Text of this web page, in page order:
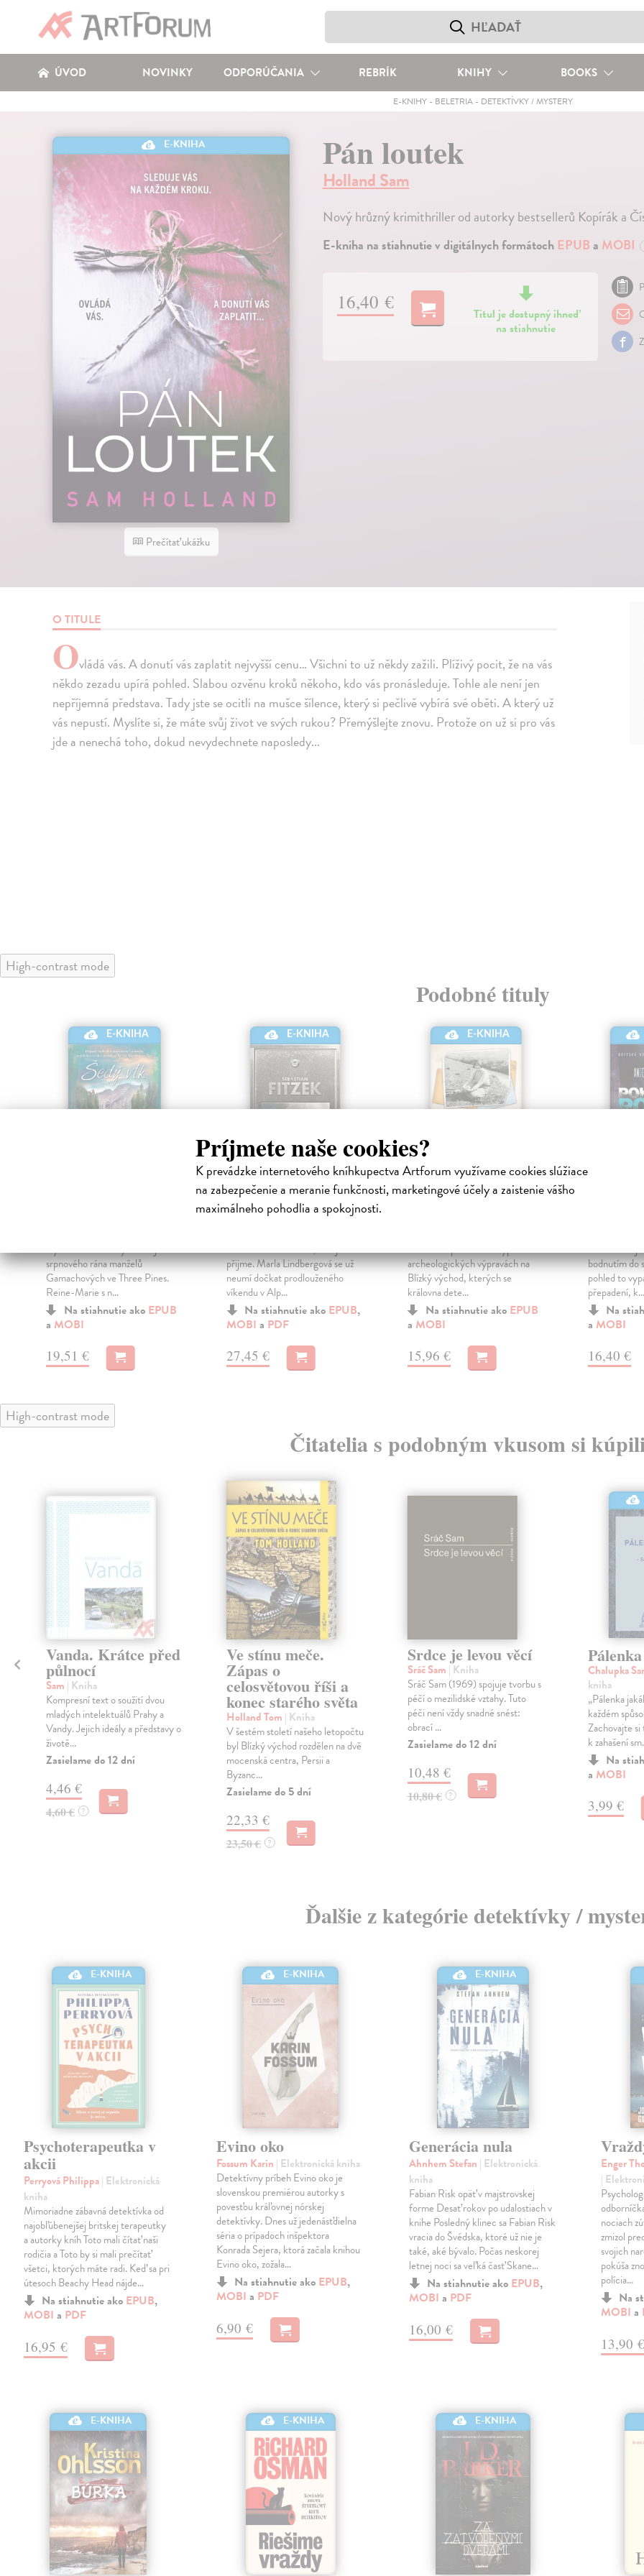
Príjmete naše cookies?
K prevádzke internetového kníhkupectva Artforum využívame cookies slúžiace
na zabezpečenie a meranie funkčnosti, marketingové účely a zaistenie vášho
maximálneho pohodlia a spokojnosti.
ÚVOD NOVINKY ODPORÚČANIA REBRÍK KNIHY BOOKS
E-KNIHY- BELETRIA- DETEKTÍVKY / MYSTERY
E-KNIHA
Prečítať ukážku
Pán loutek
Holland Sam
Nový hrůzný krimithriller od autorky bestsellerů Kopírák a
E-kniha na stiahnutie v digitálnych formátoch EPUBa MOBI
16,40 €
Titul je dostupný ihneď
na stiahnutie
O TITULE
Ovládá vás. A donutí vás zaplatit nejvyšší cenu… Všichni to už někdy zažili. Plíživý pocit, že na vás
někdo zezadu upírá pohled. Slabou ozvěnu kroků někoho, kdo vás pronásleduje. Tohle ale není jen
nepříjemná představa. Tady jste se ocitli na mušce šílence, který si pečlivě vybírá své oběti. A který už
vás nepustí. Myslíte si, že máte svůj život ve svých rukou? Přemýšlejte znovu. Protože on už si pro vás
jde a nenechá toho, dokud nevydechnete naposledy...
High-contrast mode
Podobné tituly
E-KNIHA
Vytrvalé telefonáty narušují klid
srpnového rána manželů
Gamachových ve Three Pines.
Reine-Marie s n...
Na stiahnutie ako EPUB
a MOBI
19,51 €
E-KNIHA
Pozvánka
Fitzek Sebastian
| Elektronická
Pozvánka: Běda tomu, kdo ji
přijme. Marla Lindbergová se už
neumí dočkat prodlouženého
víkendu v Alp...
Na stiahnutie ako EPUB,
MOBI a PDF
27,45 €
E-KNIHA
Pověz mi, jak žijete
Osobité vzpomínkové vyprávění o
archeologických výpravách na
Blízký východ, kterých se
královna dete...
Na stiahnutie ako EPUB
a MOBI
15,96 €
Žena zabitá
bodnutím do
pohled to
přepadení, k...
Na
a MOBI
16,40 €
High-contrast mode
Čitatelia s podobným vkusom si
Vanda. Krátce před
půlnocí
Sam | Kniha
Kompresní text o soužití dvou
mladých intelektuálů Prahy a
Vandy. Jejich ideály a představy o
životě...
Zasielame do 12 dní
4,46 €
4,60 € ?
Ve stínu meče.
Zápas o
celosvětovou říši a
konec starého světa
Holland Tom | Kniha
V šestém století našeho letopočtu
byl Blízký východ rozdělen na dvě
mocenská centra, Persii a
Byzanc...
Zasielame do 5 dní
22,33 €
23,50 € ?
Srdce je levou věcí
Sráč Sam | Kniha
Sráč Sam (1969) spojuje tvorbu s
péčí o mezilidské vztahy. Tuto
péči není vždy snadné snést:
obrací ...
Zasielame do 12 dní
10,48 €
10,80 € ?
Chalupka
kniha
„Pálenka
každém
Zachovajte si
k zahašení
Na
a MOBI
3,99 €
Ďalšie z kategórie detektívky /
E-KNIHA
Psychoterapeutka v
akcii
Perryová Philippa| Elektronická
kniha
Mimoriadne zábavná detektívka od
najobľúbenejšej britskej terapeutky
a autorky kníh Toto mali čítať naši
rodičia a Toto by si mali prečítať
všetci, ktorých máte radi. Keď sa pri
útesoch Beachy Head nájde…
Na stiahnutie ako EPUB,
MOBI a PDF
16,95 €
E-KNIHA
Evino oko
Fossum Karin | Elektronická kniha
Detektívny príbeh Evino oko je
slovenskou premiérou autorky s
povesťou kráľovnej nórskej
detektívky. Dnes už jedenásťdielna
séria o prípadoch inšpektora
Konrada Sejera, ktorá začala knihou
Evino oko, zožala…
Na stiahnutie ako EPUB,
MOBI a PDF
6,90 €
E-KNIHA
Generácia nula
Ahnhem Stefan | Elektronická
kniha
Fabian Risk opäť v majstrovskej
forme Desať rokov po udalostiach v
knihe Posledný klinec sa Fabian Risk
vracia do Švédska, ktoré už nie je
také, aké bývalo. Počas neskorej
letnej noci sa veľká časť Skane…
Na stiahnutie ako EPUB,
MOBI a PDF
16,00 €
Enger
|
nociach
zmizol
svojich
pokúša
polícia…
Na
MOBI a
13,90 €
E-KNIHA E-KNIHA E-KNIHA